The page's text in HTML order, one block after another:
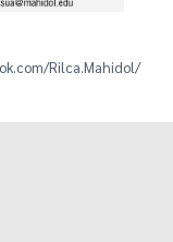
Rilca.Mahidol/